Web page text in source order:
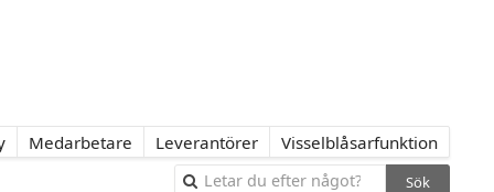
Medarbetare Leverantörer Visselblåsarfunktion